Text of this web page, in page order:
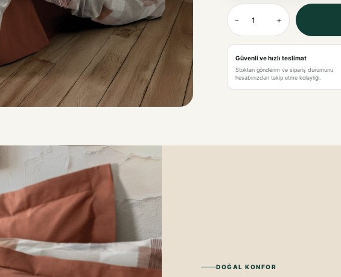
− +
Güvenli ve hızlı teslimat
Stoktan gönderim ve sipariş durumunu
hesabınızdan takip etme kolaylığı.
DOĞAL KONFOR